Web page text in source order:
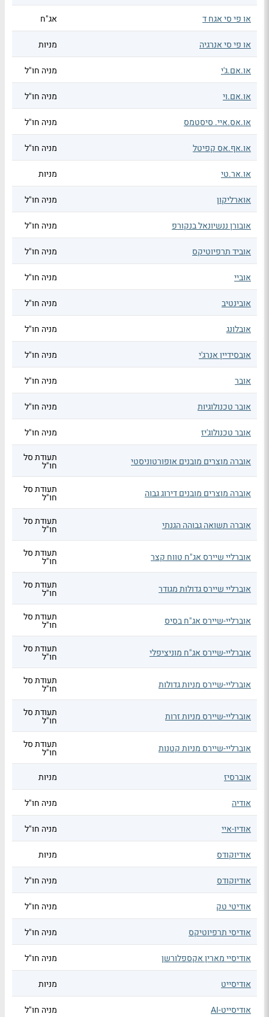
או פי סי אגח ד אג"ח
או פי סי אנרגיה מניות
או.אם.ג'י מניה חו"ל
או.אם.וי מניה חו"ל
או.אס.איי. סיסטמס מניה חו"ל
או.אף.אס קפיטל מניה חו"ל
או.אר.טי מניות
אוארליקון מניה חו"ל
אובורן ננשיונאל בנקורפ מניה חו"ל
אוביד תרפיוטיקס מניה חו"ל
אוביי מניה חו"ל
אובינטיב מניה חו"ל
אובלונג מניה חו"ל
אובסידיין אנרג'י מניה חו"ל
אובר מניה חו"ל
אובר טכנולוגיות מניה חו"ל
אובר טכנולוג'יז מניה חו"ל
אוברה מוצרים מובנים אופורטוניסטי תעודת סל
חו"ל
אוברה מוצרים מובנים דירוג גבוה תעודת סל
חו"ל
אוברה תשואה גבוהה הגנתי תעודת סל
חו"ל
אוברליי שיירס אג"ח טווח קצר תעודת סל
חו"ל
אוברליי שיירס גדולות מגודר תעודת סל
חו"ל
אוברליי-שיירס אג"ח בסיס תעודת סל
חו"ל
אוברליי-שיירס אג"ח מוניציפלי תעודת סל
חו"ל
אוברליי-שיירס מניות גדולות תעודת סל
חו"ל
אוברליי-שיירס מניות זרות תעודת סל
חו"ל
אוברליי-שיירס מניות קטנות תעודת סל
חו"ל
אוברסיז
מניות
אודיה מניה חו"ל
אודיו-איי מניה חו"ל
אודיוקודס מניות
אודיוקודס מניה חו"ל
אודיטי טק מניה חו"ל
אודיסי תרפיוטיקס מניה חו"ל
אודיסיי מארין אקספלורשן מניה חו"ל
אודיסייט מניות
אודיסייט-AI מניה חו"ל